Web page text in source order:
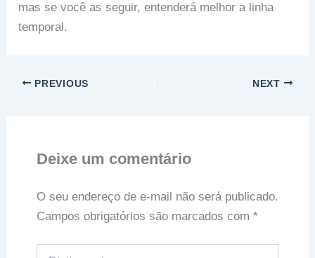
mas se você as seguir, entenderá melhor a linha
temporal.
PREVIOUS NEXT
Deixe um comentário
O seu endereço de e-mail não será publicado.
Campos obrigatórios são marcados com *